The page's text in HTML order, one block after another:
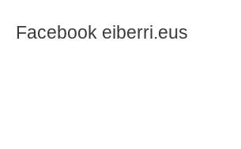
Facebook eiberri.eus